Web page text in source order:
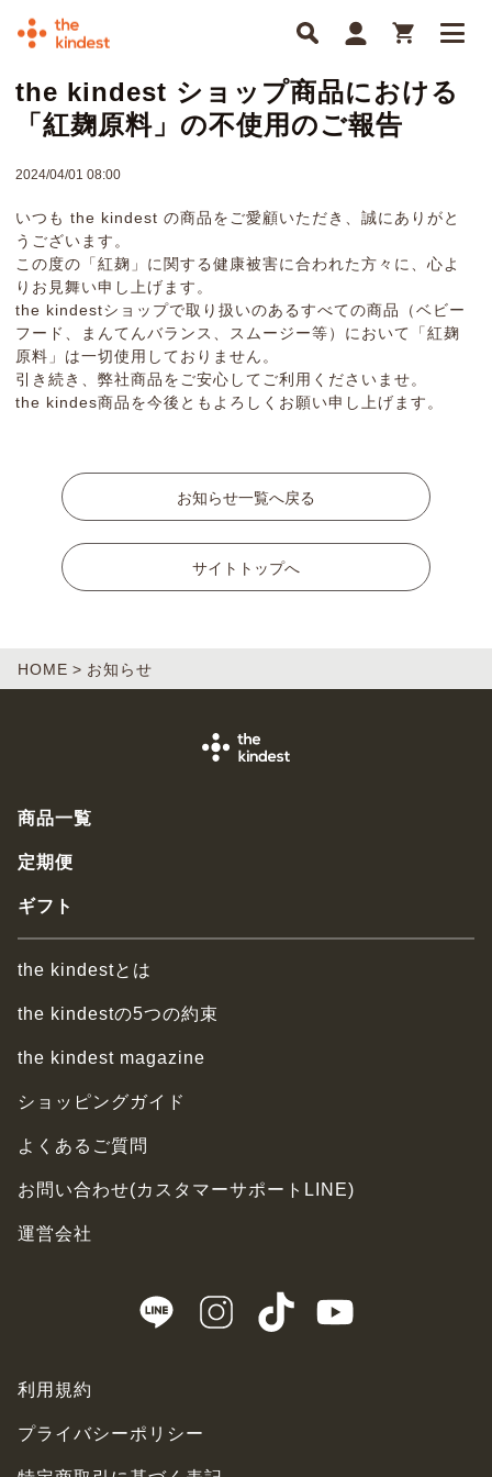
the kindest ショップ商品における
「紅麹原料」の不使用のご報告
2024/04/01 08:00
いつも the kindest の商品をご愛顧いただき、誠にありがと
うございます。
この度の「紅麹」に関する健康被害に合われた方々に、心よ
りお見舞い申し上げます。
the kindestショップで取り扱いのあるすべての商品（ベビー
フード、まんてんバランス、スムージー等）において「紅麹
原料」は一切使用しておりません。
引き続き、弊社商品をご安心してご利用くださいませ。
the kindes商品を今後ともよろしくお願い申し上げます。
お知らせ一覧へ戻る
サイトトップへ
HOME お知らせ
商品一覧
定期便
ギフト
the kindestとは
the kindestの5つの約束
the kindest magazine
ショッピングガイド
よくあるご質問
お問い合わせ(カスタマーサポートLINE)
運営会社
利用規約
プライバシーポリシー